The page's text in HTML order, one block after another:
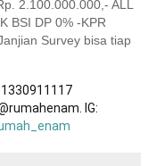
2.100.000.000,- ALL
BSI DP 0% -KPR
Survey bisa tiap
IG: